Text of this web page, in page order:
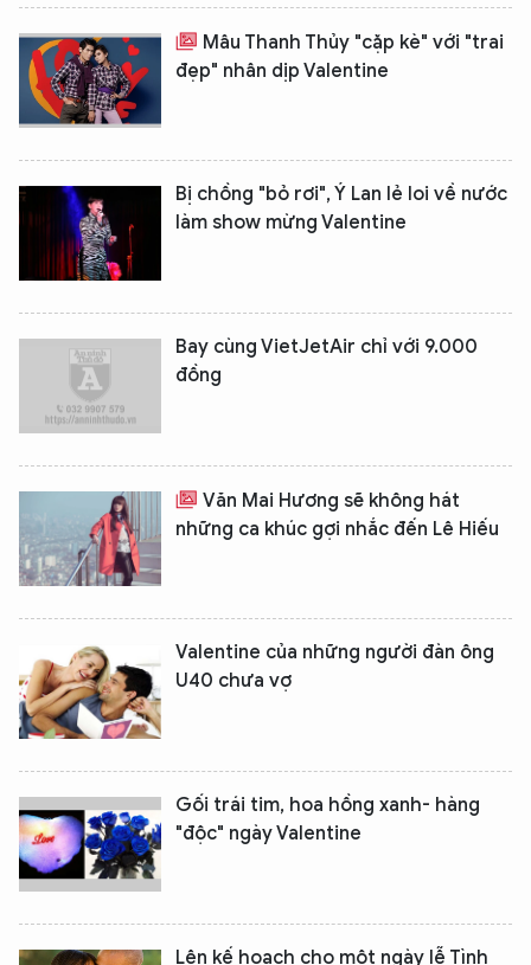
Mâu Thanh Thủy "cặp kè" với "trai
đẹp" nhân dịp Valentine
Bị chồng "bỏ rơi", Ý Lan lẻ loi về nước
làm show mừng Valentine
Bay cùng VietJetAir chỉ với 9.000
đồng
Văn Mai Hương sẽ không hát
những ca khúc gợi nhắc đến Lê Hiếu
Valentine của những người đàn ông
U40 chưa vợ
Gối trái tim, hoa hồng xanh- hàng
"độc" ngày Valentine
Lên kế hoạch cho một ngày lễ Tình
XIN CHÀO,
TÔI LÀ CHATBOT CỦA
Hãy hỏi tôi bất kỳ điều gì bạn cần biết về
An Ninh Thủ Đô nhé. Tôi sẵn sàng hỗ trợ!